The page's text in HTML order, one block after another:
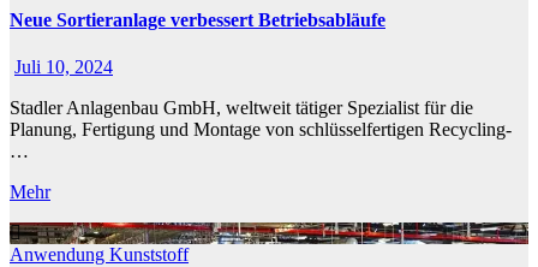
Neue Sortieranlage verbessert Betriebsabläufe
Juli 10, 2024
Stadler Anlagenbau GmbH, weltweit tätiger Spezialist für die
Planung, Fertigung und Montage von schlüsselfertigen Recycling-
…
Mehr
Anwendung Kunststoff